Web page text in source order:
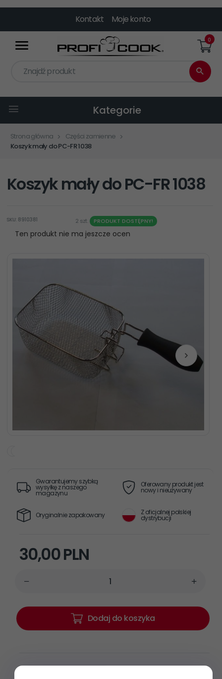
Kontakt Moje konto
Znajdź produkt
0
Kategorie
Strona główna
Części zamienne
Koszyk mały do PC-FR 1038
Koszyk mały do PC-FR 1038
SKU: 8910381 PRODUKT DOSTĘPNY!
2 szt.
Ten produkt nie ma jeszcze ocen
Gwarantujemy szybką
wysyłkę z naszego
magazynu
Oferowany produkt jest
nowy i nieużywany
Oryginalnie zapakowany Z oficjalnej polskiej
dystrybucji
30,00PLN
Dodaj do koszyka